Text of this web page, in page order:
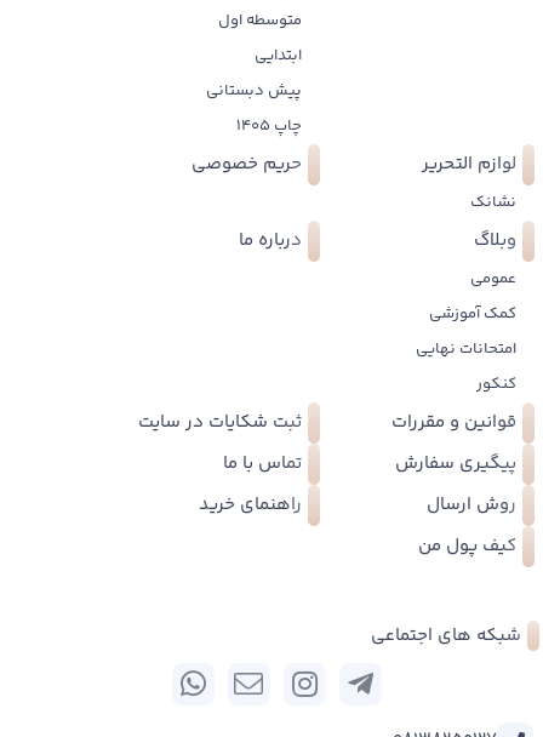
متوسطه اول
ابتدایی
پیش دبستانی
چاپ 1405
لوازم التحریر
نشانک
حریم خصوصی
وبلاگ
عمومی
کمک آموزشی
امتحانات نهایی
کنکور
درباره ما
قوانین و مقررات
ثبت شکایات در سایت
پیگیری سفارش
تماس با ما
روش ارسال
راهنمای خرید
کیف پول من
شبکه های اجتماعی